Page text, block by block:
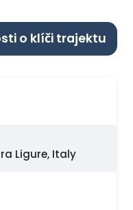
o klíči trajektu
Ligure, Italy